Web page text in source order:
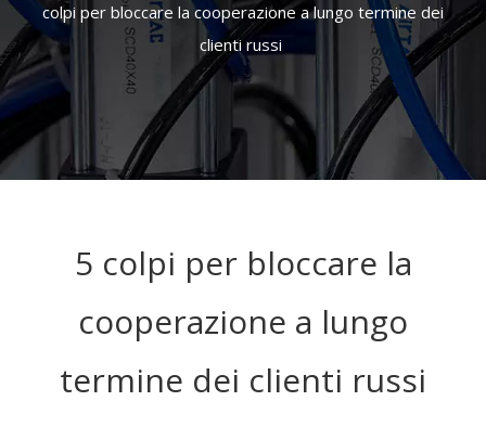
colpi per bloccare la cooperazione a lungo termine dei
clienti russi
5 colpi per bloccare la
cooperazione a lungo
termine dei clienti russi